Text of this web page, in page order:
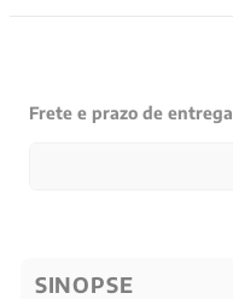
Frete e prazo de entrega
SINOPSE